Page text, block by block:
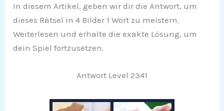
In diesem Artikel, geben wir dir die Antwort, um
dieses Rätsel in 4 Bilder 1 Wort zu meistern.
Weiterlesen und erhalte die exakte Lösung, um
dein Spiel fortzusetzen.
Antwort Level 2341